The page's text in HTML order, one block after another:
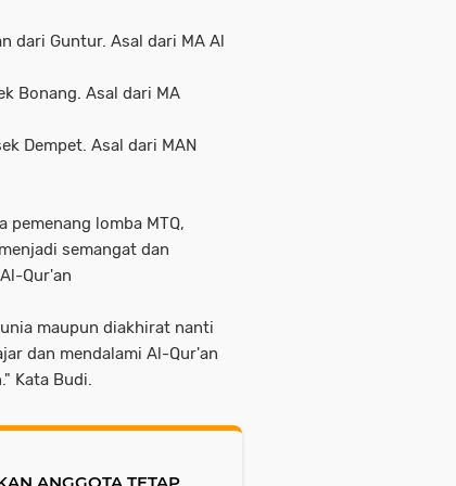
dari Guntur. Asal dari MA Al
Bonang. Asal dari MA
Dempet. Asal dari MAN
pemenang lomba MTQ,
semangat dan
Qur'an
maupun diakhirat nanti
dan mendalami Al-Qur'an
Kata Budi.